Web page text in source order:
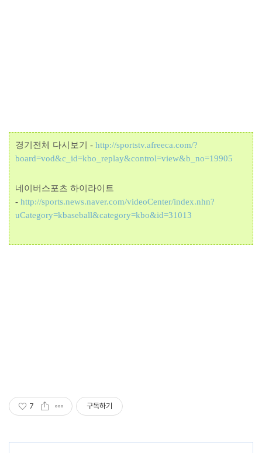
경기전체 다시보기 - http://sportstv.afreeca.com/?
board=vod&c_id=kbo_replay&control=view&b_no=19905
네이버스포츠 하이라이트
- http://sports.news.naver.com/videoCenter/index.nhn?
uCategory=kbaseball&category=kbo&id=31013
7 구독하기